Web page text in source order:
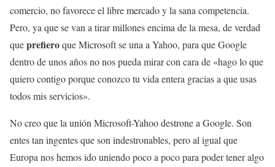
comercio, no favorece el libre mercado y la sana competencia.
Pero, ya que se van a tirar millones encima de la mesa, de verdad
queprefieroque Microsoft se una a Yahoo, para que Google
dentro de unos años no nos pueda mirar con cara de «hago lo que
quiero contigo porque conozco tu vida entera gracias a que usas
todos mis servicios».
No creo que la unión Microsoft-Yahoo destrone a Google. Son
entes tan ingentes que son indestronables, pero al igual que
Europa nos hemos ido uniendo poco a poco para poder tener algo